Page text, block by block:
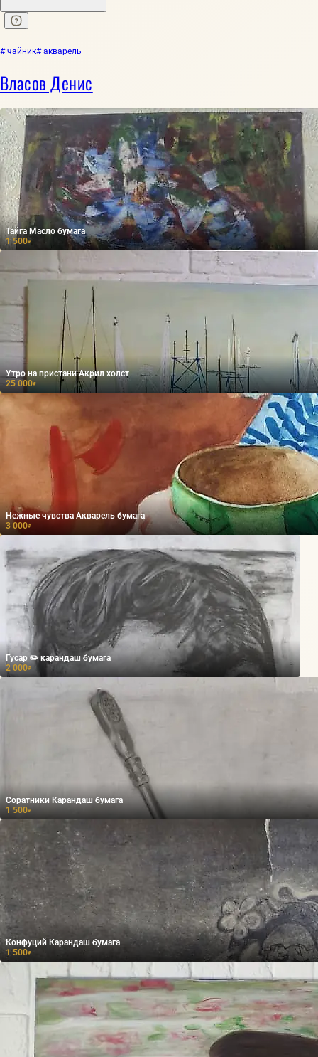
# чайник# акварель
Власов Денис
Тайга Масло бумага
1 500₽
Утро на пристани Акрил холст
25 000₽
Нежные чувства Акварель бумага
3 000₽
Гусар ✏️ карандаш бумага
2 000₽
Соратники Карандаш бумага
1 500₽
Конфуций Карандаш бумага
1 500₽